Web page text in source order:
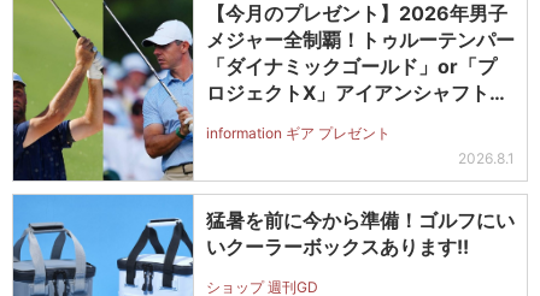
【今月のプレゼント】2026年男子
メジャー全制覇！トゥルーテンパー
「ダイナミックゴールド」or「プ
ロジェクトX」アイアンシャフト
ットを抽選で2名に！
information ギア プレゼント
2026.8.1
猛暑を前に今から準備！ゴルフにい
いクーラーボックスあります!!
ショップ 週刊GD